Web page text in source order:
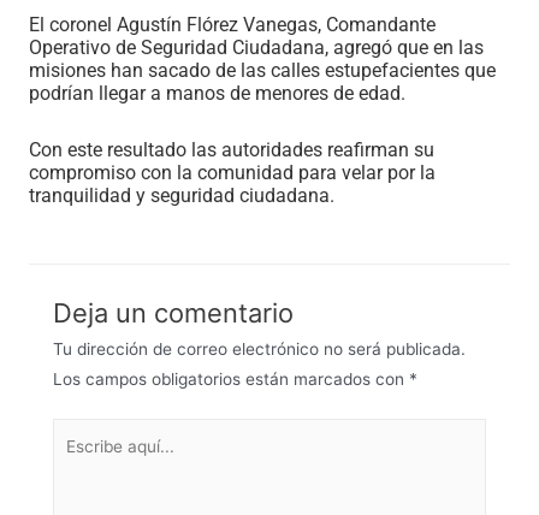
El coronel Agustín Flórez Vanegas, Comandante
Operativo de Seguridad Ciudadana, agregó que en las
misiones han sacado de las calles estupefacientes que
podrían llegar a manos de menores de edad.
Con este resultado las autoridades reafirman su
compromiso con la comunidad para velar por la
tranquilidad y seguridad ciudadana.
Deja un comentario
Tu dirección de correo electrónico no será publicada.
Los campos obligatorios están marcados con *